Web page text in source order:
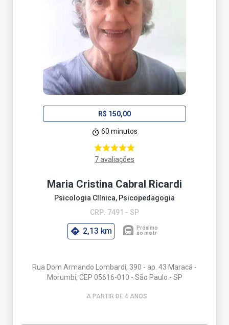
R$ 150,00
60 minutos
7 avaliações
Maria Cristina Cabral Ricardi
Psicologia Clínica, Psicopedagogia
CRP: 7491 - SP
2,13 km
Rua Dom Armando Lombardi, 390 - ap. 43 Maracá -
Morumbi, CEP 05616-010 - São Paulo - SP
A PARTIR DE 4 ANOS